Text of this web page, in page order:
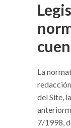
La
del Site,
7/1998,